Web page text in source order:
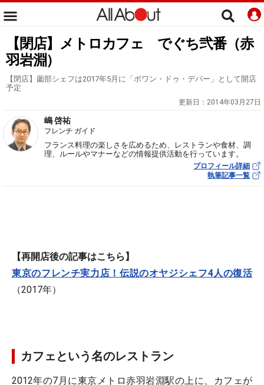
【閉店】メトロカフェ でぐち弐番（赤
羽岩淵）
【閉店】薗部シェフは2017年5月に「ポワン・ドゥ・デパー」として開店
予定
更新日： 2014年03月27日
嶋 啓祐
フレンチ ガイド
フランス料理の楽しさを広めるため、レストランや食材、調
理、ルールやマナーなどの情報提供活動を行っています。
プロフィール詳細
執筆記事一覧
【再開店後の記事はこちら】
東京のフレンチ実力店！伝説のオヤジシェフ4人の復活
（2017年）
カフェという名のレストラン
2012年の7月に東京メトロ赤羽岩淵駅の上に、カフェが